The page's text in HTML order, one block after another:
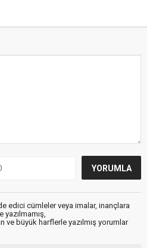
edici cümleler veya imalar, inançlara
yazılmamış,
ve büyük harflerle yazılmış yorumlar